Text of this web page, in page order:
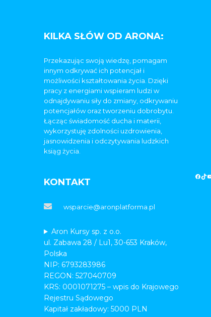
KILKA SŁÓW OD ARONA:
Przekazując swoją wiedzę, pomagam
innym odkrywać ich potencjał i
możliwości kształtowania życia. Dzięki
pracy z energiami wspieram ludzi w
odnajdywaniu siły do zmiany, odkrywaniu
potencjałów oraz tworzeniu dobrobytu.
Łącząc świadomość ducha i materii,
wykorzystuję zdolności uzdrowienia,
jasnowidzenia i odczytywania ludzkich
ksiąg życia.
KONTAKT
wsparcie@aronplatforma.pl
Aron Kursy sp. z o.o.
ul. Zabawa 28 / Lu1, 30-653 Kraków,
Polska
NIP: 6793283986
REGON: 527040709
KRS: 0001071275 – wpis do Krajowego
Rejestru Sądowego
Kapitał zakładowy: 5000 PLN